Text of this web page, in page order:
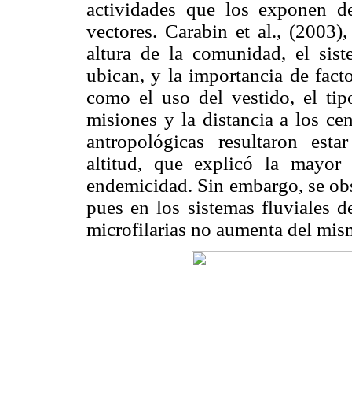
actividades que los exponen
vectores. Carabin et al.,
altura de la comunidad, el
ubican, y la importancia de
como el uso del vestido, el
misiones y la distancia a los
antropológicas resultaron
altitud, que explicó la
endemicidad. Sin embargo, se
pues en los sistemas fluviales
microfilarias no aumenta del